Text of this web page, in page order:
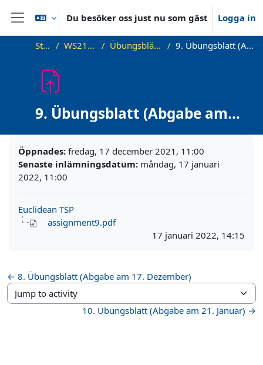
Gå direkt till huvudinnehåll
Sidopanel
Du besöker oss just nu som gäst Logga in
Startsida WS21_WS21_approx Übungsblätter (Exercise Sheets) 9. Übungsblatt (Abgabe am Montag 17. Januar)
9. Übungsblatt (Abgabe am
Montag 17. Januar)
Öppnades: fredag, 17 december 2021, 11:00
Senaste inlämningsdatum: måndag, 17 januari
2022, 11:00
Euclidean TSP
assignment9.pdf
17 januari 2022, 14:15
← 8. Übungsblatt (Abgabe am 17. Dezember)
Jump to activity
10. Übungsblatt (Abgabe am 21. Januar) →